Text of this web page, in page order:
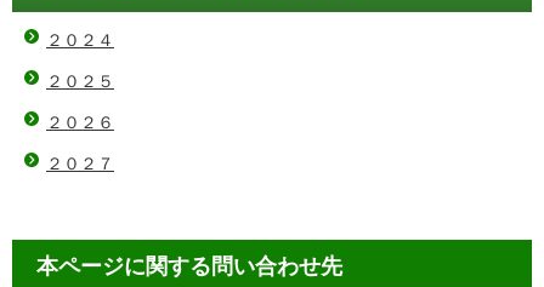
２０２４
２０２５
２０２６
２０２７
本ページに関する問い合わせ先